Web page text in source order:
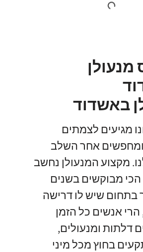
באשדוד
מגיעים לצמתים
ומחפשים אחר השלב
. מקצוע המנעולן נחשב
מבוקשים בשנים
בתחום שיש לו דרישה
הרי אנשים כל הזמן
דלתות ומנעולים,
בחוץ מכל מיני